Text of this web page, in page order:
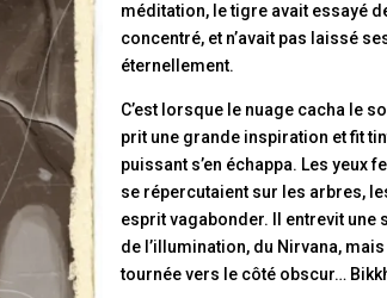
méditation, le tigre avait essayé
concentré, et n’avait pas laissé
éternellement.
C’est lorsque le nuage cacha le
prit une grande inspiration et fit
puissant s’en échappa. Les
se répercutaient sur les arbres,
esprit vagabonder. Il entrevit une
de l’illumination, du Nirvana,
tournée vers le côté obscur…